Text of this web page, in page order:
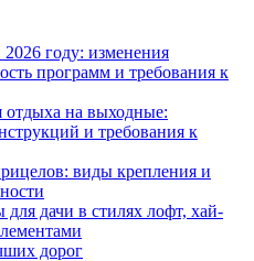
году: изменения
программ и требования к
отдыха на выходные:
и требования к
виды крепления и
дачи в стилях лофт, хай-
дорог